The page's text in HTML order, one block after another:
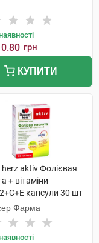
грн
КУПИТИ
herz aktiv Фолієвая
+ вітаміни
капсули 30 шт
Фарма